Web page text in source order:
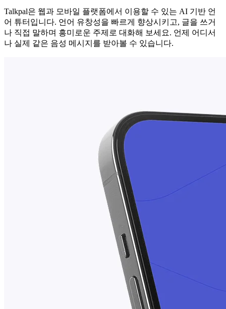
Talkpal은 웹과 모바일 플랫폼에서 이용할 수 있는 AI 기반 언
어 튜터입니다. 언어 유창성을 빠르게 향상시키고, 글을 쓰거
나 직접 말하며 흥미로운 주제로 대화해 보세요. 언제 어디서
나 실제 같은 음성 메시지를 받아볼 수 있습니다.